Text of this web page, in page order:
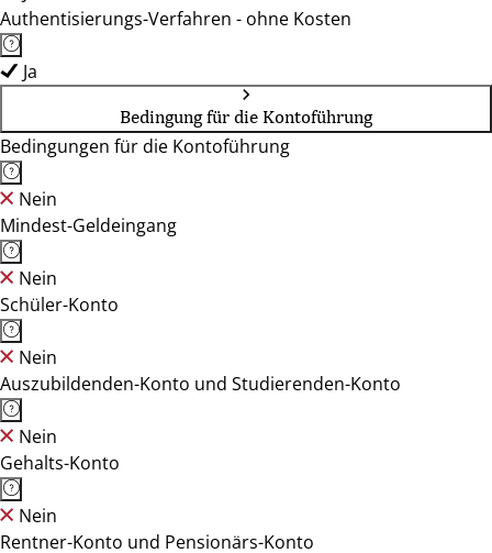
Authentisierungs-Verfahren - ohne Kosten
Ja
Bedingung für die Kontoführung
Bedingungen für die Kontoführung
Nein
Mindest-Geldeingang
Nein
Schüler-Konto
Nein
Auszubildenden-Konto und Studierenden-Konto
Nein
Gehalts-Konto
Nein
Rentner-Konto und Pensionärs-Konto